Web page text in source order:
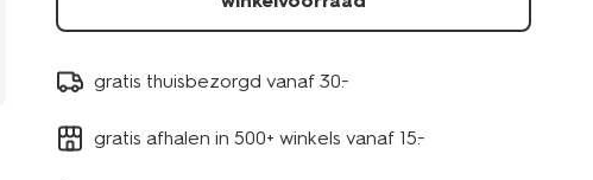
gratis thuisbezorgd vanaf 30.-
gratis afhalen in 500+ winkels vanaf 15.-